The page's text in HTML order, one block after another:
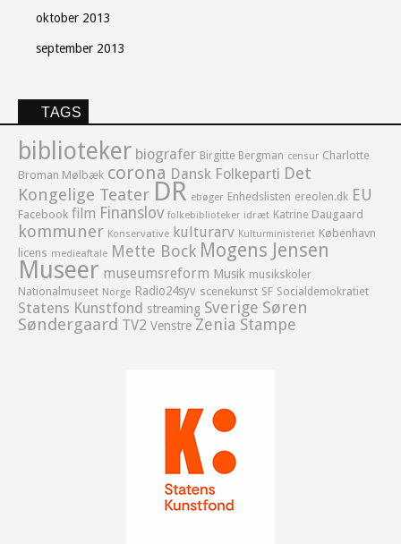
oktober 2013
september 2013
TAGS
biblioteker biografer Birgitte Bergman censur Charlotte
Broman Mølbæk corona Dansk Folkeparti Det
Kongelige Teater DR ebøger Enhedslisten ereolen.dk EU
Facebook film Finanslov folkebiblioteker idræt Katrine Daugaard
kommuner Konservative kulturarv Kulturministeriet København
licens medieaftale Mette Bock Mogens Jensen
Museer museumsreform Musik musikskoler
Nationalmuseet Norge Radio24syv scenekunst SF Socialdemokratiet
Statens Kunstfond streaming Sverige Søren
Søndergaard TV2 Venstre Zenia Stampe